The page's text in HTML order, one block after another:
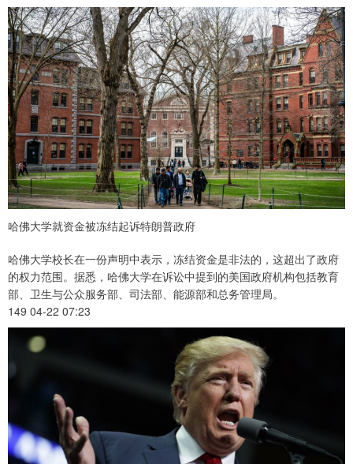
哈佛大学就资金被冻结起诉特朗普政府
哈佛大学校长在一份声明中表示，冻结资金是非法的，这超出了政府
的权力范围。据悉，哈佛大学在诉讼中提到的美国政府机构包括教育
部、卫生与公众服务部、司法部、能源部和总务管理局。
149 04-22 07:23